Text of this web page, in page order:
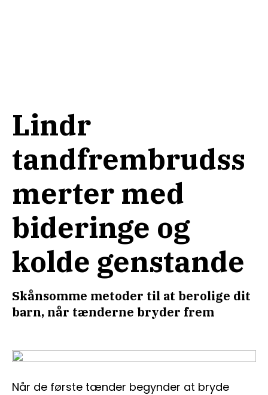
Lindr
tandfrembrudss
merter med
bideringe og
kolde genstande
Skånsomme metoder til at berolige dit
barn, når tænderne bryder frem
Når de første tænder begynder at bryde